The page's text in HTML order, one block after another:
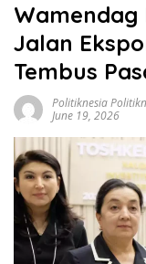
Wamendag
Jalan
Tembus
Politiknesia
June 19, 2026